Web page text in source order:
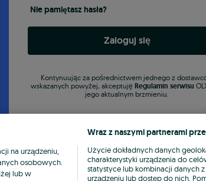
Nie pamiętasz hasła?
Zaloguj się
Kontynuując za pośrednictwem jednego z
wskazanych powyżej, akceptuję Regulamin serwisu
jego aktualnym brzmieniu.
na urządzeniu,
osobowych.
lub w
Wraz z naszymi partnerami
Użycie dokładnych danych
charakterystyki urządzenia do
statystyce lub kombinacji danych
urządzeniu lub dostęp do nich.